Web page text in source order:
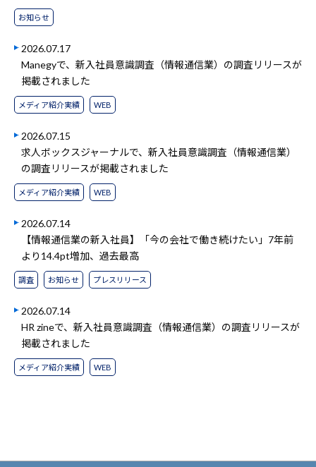
お知らせ
2026.07.17
Manegyで、新入社員意識調査（情報通信業）の調査リリースが
掲載されました
メディア紹介実績 WEB
2026.07.15
求人ボックスジャーナルで、新入社員意識調査（情報通信業）
の調査リリースが掲載されました
メディア紹介実績 WEB
2026.07.14
【情報通信業の新入社員】「今の会社で働き続けたい」7年前
より14.4pt増加、過去最高
調査 お知らせ プレスリリース
2026.07.14
HR zineで、新入社員意識調査（情報通信業）の調査リリースが
掲載されました
メディア紹介実績 WEB